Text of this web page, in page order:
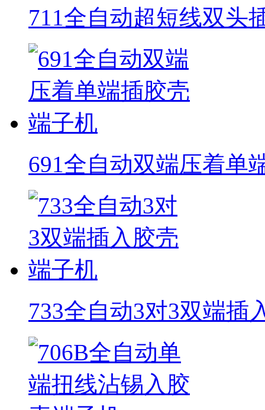
711全自动超短线双头
691全自动双端压着单
733全自动3对3双端插